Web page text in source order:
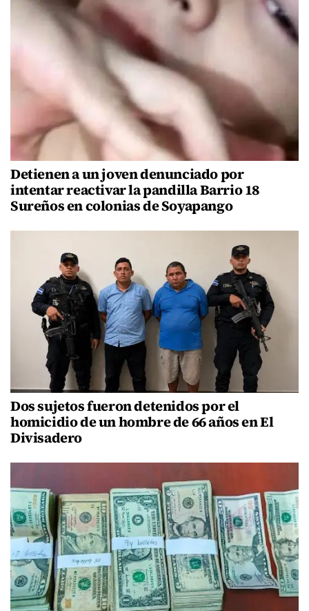
Detienen a un joven denunciado por
intentar reactivar la pandilla Barrio 18
Sureños en colonias de Soyapango
Dos sujetos fueron detenidos por el
homicidio de un hombre de 66 años en El
Divisadero